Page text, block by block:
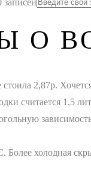
О
2,87р.
считается 1,5
холодная